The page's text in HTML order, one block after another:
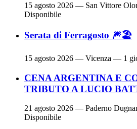
15 agosto 2026 — San Vittore
Disponibile
Serata di Ferragosto 🎆🏖
15 agosto 2026 — Vicenza — 1
CENA ARGENTINA E
TRIBUTO A LUCIO
21 agosto 2026 — Paderno
Disponibile